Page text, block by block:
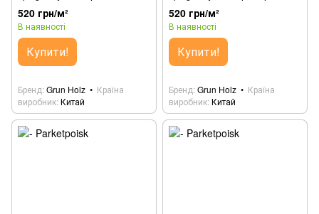
VG PF 93405
520 грн/м²
В наявності
Купити!
Бренд Grun Holz
Країна
виробник Китай
PF 93402
520 грн/м²
В наявності
Купити!
Бренд Grun Holz
Країна
виробник Китай